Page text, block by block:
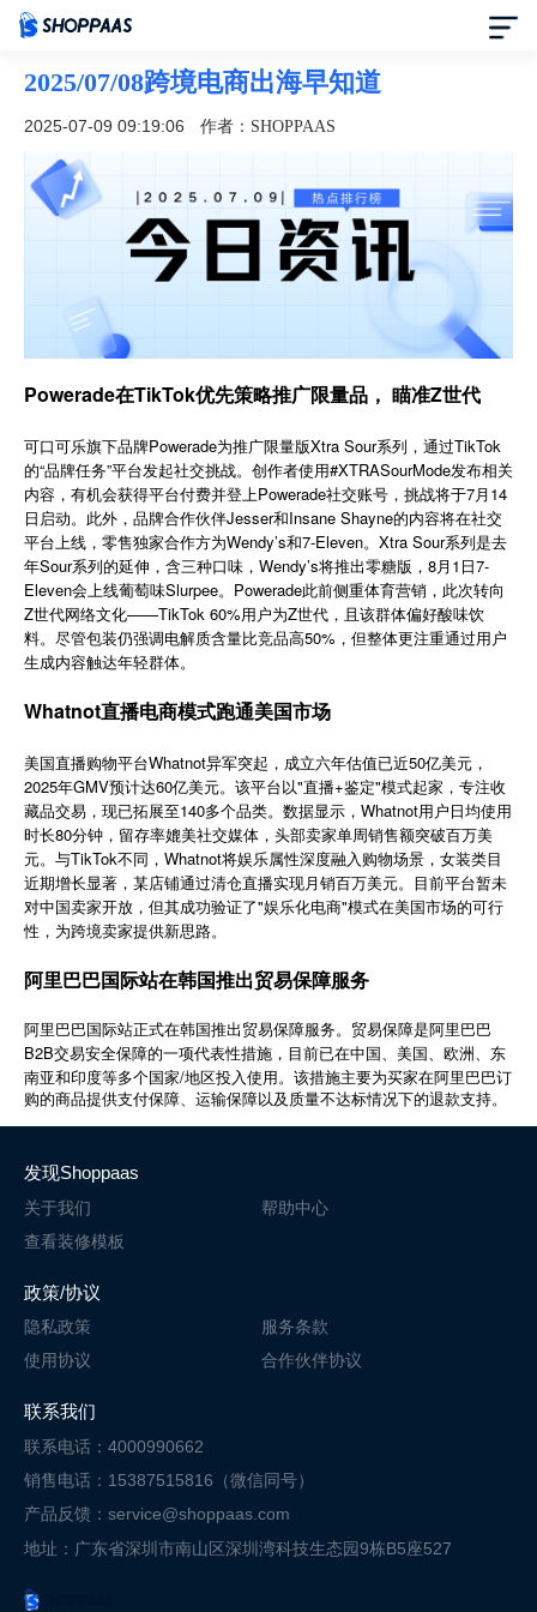
首页
定价
模板中心
合作伙伴
了解我们
简体中文
登录 免费使用
2025/07/08跨境电商出海早知道
2025-07-09 09:19:06 作者：SHOPPAAS
Powerade在TikTok优先策略推广限量品， 瞄准Z世代
可口可乐旗下品牌Powerade为推广限量版Xtra Sour系列，通过TikTok
的“品牌任务”平台发起社交挑战。创作者使用#XTRASourMode发布相关
内容，有机会获得平台付费并登上Powerade社交账号，挑战将于7月14
日启动。此外，品牌合作伙伴Jesser和Insane Shayne的内容将在社交
平台上线，零售独家合作方为Wendy’s和7-Eleven。Xtra Sour系列是去
年Sour系列的延伸，含三种口味，Wendy’s将推出零糖版，8月1日7-
Eleven会上线葡萄味Slurpee。Powerade此前侧重体育营销，此次转向
Z世代网络文化——TikTok 60%用户为Z世代，且该群体偏好酸味饮
料。尽管包装仍强调电解质含量比竞品高50%，但整体更注重通过用户
生成内容触达年轻群体。
Whatnot直播电商模式跑通美国市场
美国直播购物平台Whatnot异军突起，成立六年估值已近50亿美元，
2025年GMV预计达60亿美元。该平台以"直播+鉴定"模式起家，专注收
藏品交易，现已拓展至140多个品类。数据显示，Whatnot用户日均使用
时长80分钟，留存率媲美社交媒体，头部卖家单周销售额突破百万美
元。与TikTok不同，Whatnot将娱乐属性深度融入购物场景，女装类目
近期增长显著，某店铺通过清仓直播实现月销百万美元。目前平台暂未
对中国卖家开放，但其成功验证了"娱乐化电商"模式在美国市场的可行
性，为跨境卖家提供新思路。
阿里巴巴国际站在韩国推出贸易保障服务
阿里巴巴国际站正式在韩国推出贸易保障服务。贸易保障是阿里巴巴
B2B交易安全保障的一项代表性措施，目前已在中国、美国、欧洲、东
南亚和印度等多个国家/地区投入使用。该措施主要为买家在阿里巴巴订
购的商品提供支付保障、运输保障以及质量不达标情况下的退款支持。
发现Shoppaas
关于我们
帮助中心
查看装修模板
政策/协议
隐私政策
服务条款
使用协议
合作伙伴协议
联系我们
联系电话：4000990662
销售电话：15387515816（微信同号）
产品反馈：service@shoppaas.com
地址：广东省深圳市南山区深圳湾科技生态园9栋B5座527